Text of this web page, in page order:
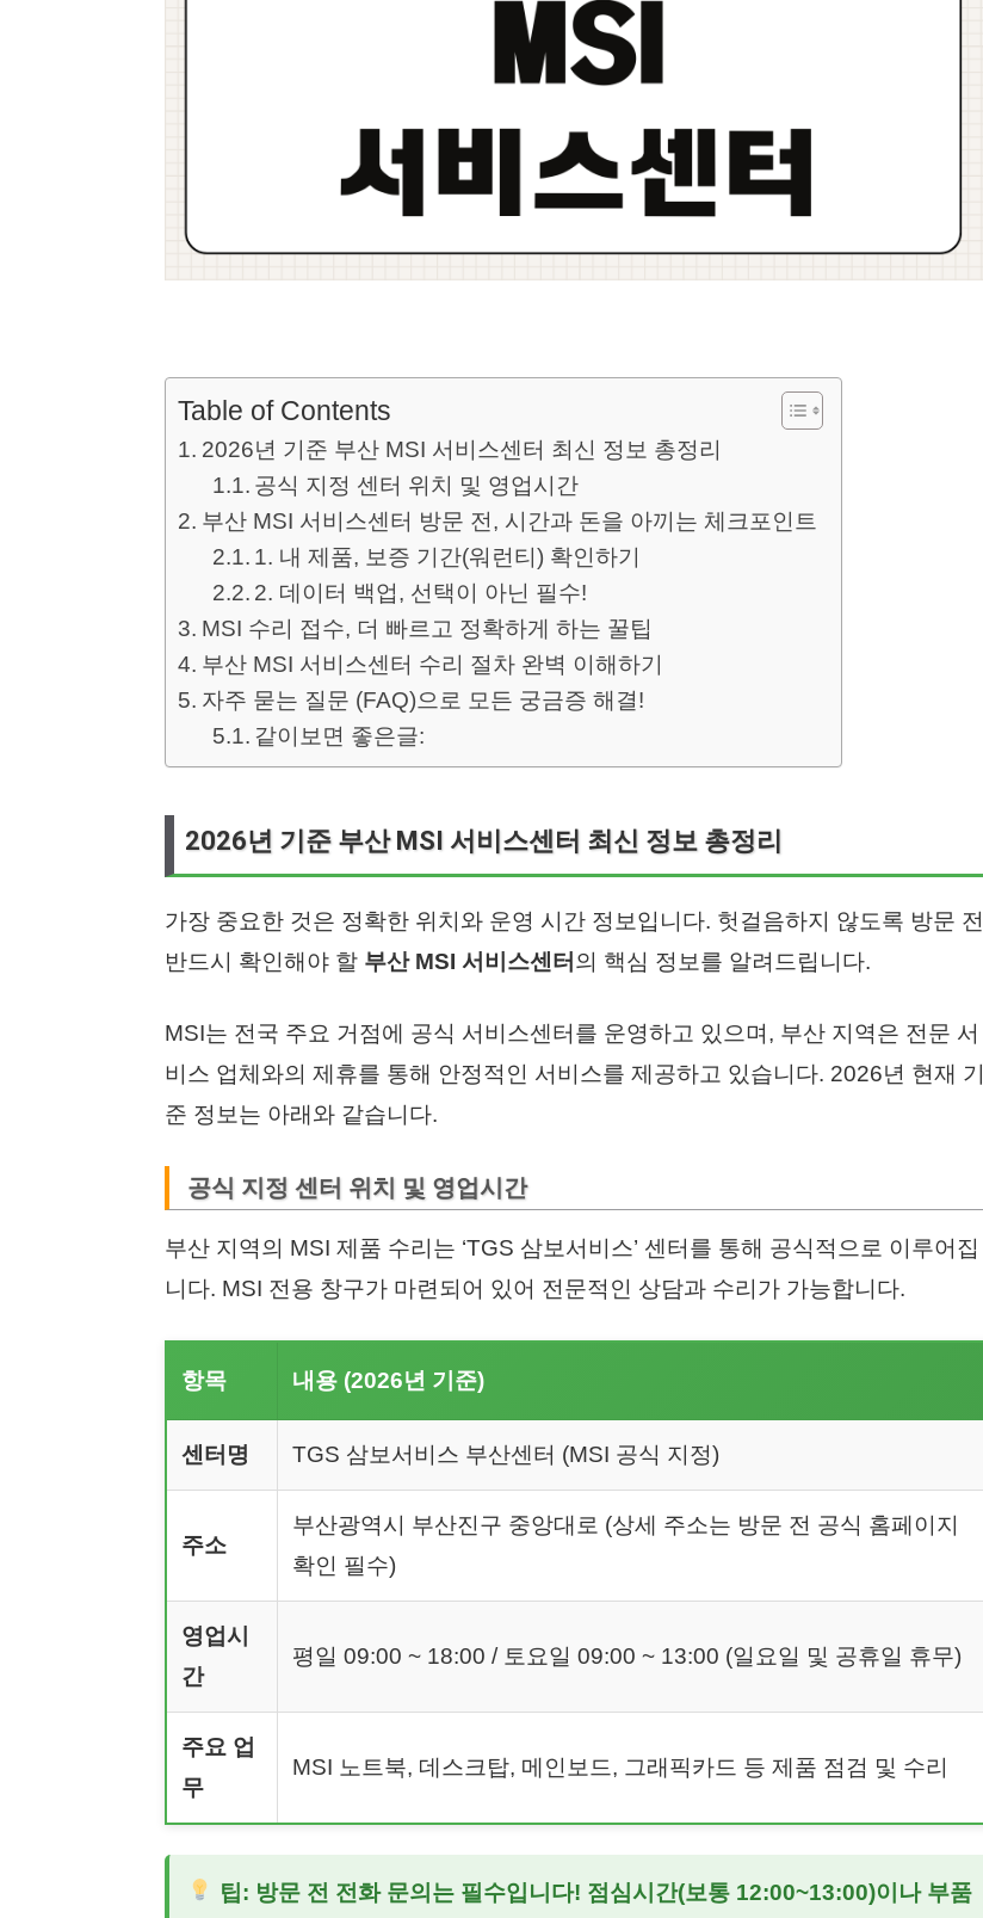
Table of Contents
2026년 기준 부산 MSI 서비스센터 최신 정보 총정리
공식 지정 센터 위치 및 영업시간
부산 MSI 서비스센터 방문 전, 시간과 돈을 아끼는 체크포인트
1. 내 제품, 보증 기간(워런티) 확인하기
2. 데이터 백업, 선택이 아닌 필수!
MSI 수리 접수, 더 빠르고 정확하게 하는 꿀팁
부산 MSI 서비스센터 수리 절차 완벽 이해하기
자주 묻는 질문 (FAQ)으로 모든 궁금증 해결!
같이보면 좋은글:
2026년 기준 부산 MSI 서비스센터 최신 정보 총정리
가장 중요한 것은 정확한 위치와 운영 시간 정보입니다. 헛걸음하지 않도록 방문 전
반드시 확인해야 할 부산 MSI 서비스센터 의 핵심 정보를 알려드립니다.
MSI는 전국 주요 거점에 공식 서비스센터를 운영하고 있으며, 부산 지역은 전문 서
비스 업체와의 제휴를 통해 안정적인 서비스를 제공하고 있습니다. 2026년 현재 기
준 정보는 아래와 같습니다.
공식 지정 센터 위치 및 영업시간
부산 지역의 MSI 제품 수리는 ‘TGS 삼보서비스’ 센터를 통해 공식적으로 이루어집
니다. MSI 전용 창구가 마련되어 있어 전문적인 상담과 수리가 가능합니다.
항목 내용 (2026년 기준)
센터명 TGS 삼보서비스 부산센터 (MSI 공식 지정)
주소
부산광역시 부산진구 중앙대로 (상세 주소는 방문 전 공식 홈페이지
확인 필수)
영업시
간
평일 09:00 ~ 18:00 / 토요일 09:00 ~ 13:00 (일요일 및 공휴일 휴무)
주요 업
무
MSI 노트북, 데스크탑, 메인보드, 그래픽카드 등 제품 점검 및 수리
팁: 방문 전 전화 문의는 필수입니다! 점심시간(보통 12:00~13:00)이나 부품